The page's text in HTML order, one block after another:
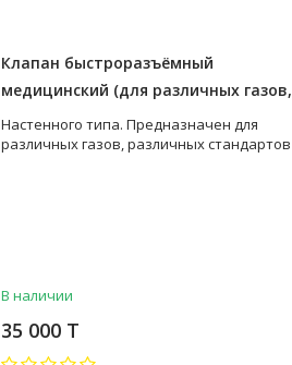
Клапан быстроразъёмный
медицинский (для различных газов,
различных стандартов), настенный
Настенного типа. Предназначен для
различных газов, различных стандартов
В наличии
35 000 T